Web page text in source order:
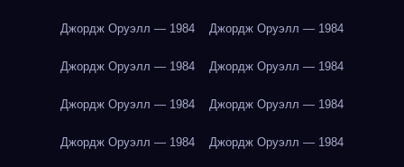
Джордж Оруэлл — 1984 Джордж Оруэлл — 1984
Джордж Оруэлл — 1984 Джордж Оруэлл — 1984
Джордж Оруэлл — 1984 Джордж Оруэлл — 1984
Джордж Оруэлл — 1984 Джордж Оруэлл — 1984